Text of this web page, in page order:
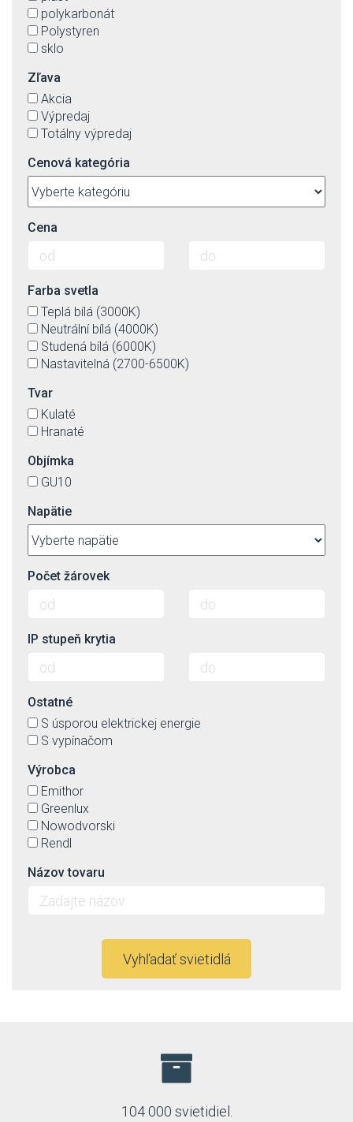
polykarbonát
Polystyren
sklo
Zľava
Akcia
Výpredaj
Totálny výpredaj
Cenová kategória
Cena
Farba svetla
Teplá bílá (3000K)
Neutrální bílá (4000K)
Studená bílá (6000K)
Nastavitelná (2700-6500K)
Tvar
Kulaté
Hranaté
Objímka
GU10
Napätie
Počet žárovek
IP stupeň krytia
Ostatné
S úsporou elektrickej energie
S vypínačom
Výrobca
Emithor
Greenlux
Nowodvorski
Rendl
Názov tovaru
Vyhľadať svietidlá
104 000 svietidiel.